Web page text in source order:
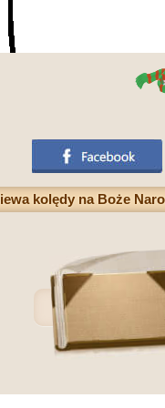
kolędy na Boże